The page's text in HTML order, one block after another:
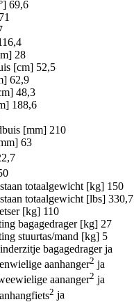
69,6
71
28
[cm] 52,5
62,9
48,3
188,6
[mm] 210
63
totaalgewicht [kg] 150
totaalgewicht [lbs] 330,7
[kg] 110
bagagedrager [kg] 27
stuurtas/mand [kg] 5
bagagedrager ja
aanhanger2 ja
aananger2 ja
2 ja